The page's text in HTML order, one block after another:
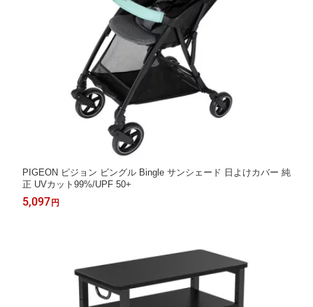
PIGEON ピジョン ビングル Bingle サンシェード 日よけカバー 純
正 UVカット99%/UPF 50+
5,097 円